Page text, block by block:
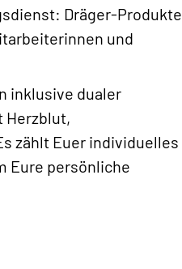
Dräger-Produkte
und
inklusive dualer
Herzblut,
zählt Euer individuelles
Eure persönliche